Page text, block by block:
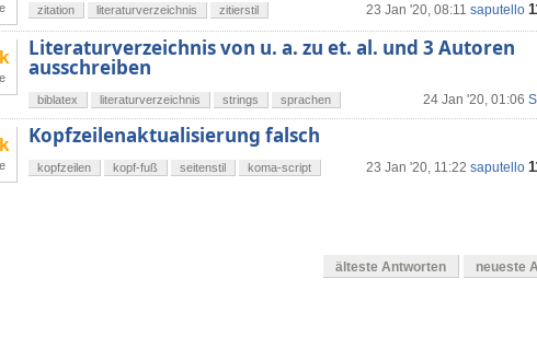
23 Jan '20, 08:11 saputello
zitation literaturverzeichnis zitierstil
Literaturverzeichnis von u. a. zu et. al. und 3 Autoren
ausschreiben
24 Jan '20, 01:06
biblatex literaturverzeichnis strings sprachen
Kopfzeilenaktualisierung falsch
23 Jan '20, 11:22 saputello
kopfzeilen kopf-fuß seitenstil koma-script
älteste Antworten neueste